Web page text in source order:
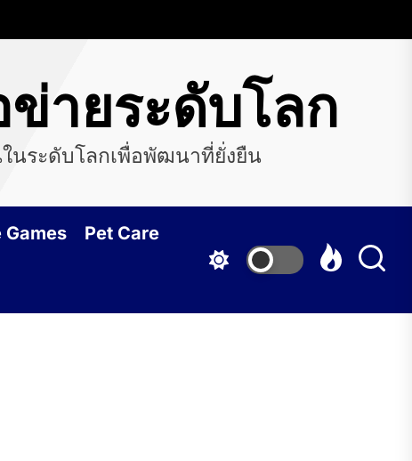
ายระดับโลก
นระดับโลกเพื่อพัฒนาที่ยั่งยืน
Games Pet Care